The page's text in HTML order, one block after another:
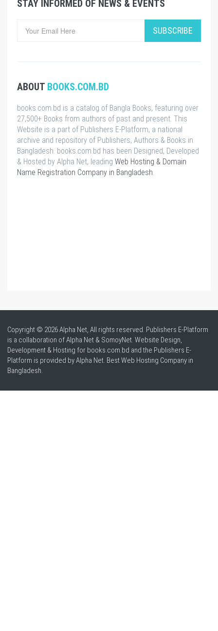
STAY INFORMED OF NEWS & EVENTS
SUBSCRIBE
ABOUT BOOKS.COM.BD
books.com.bd is a catalog of Bangla Books, featuring over
27,500+ Books from authors of past and present. This
Website is a part of Publishers E-Platform, a national
archive and repository of Publishers, Authors & Books in
Bangladesh. books.com.bd has been Designed, Developed
& Hosted by Alpha Net, leading Web Hosting & Domain
Name Registration Company in Bangladesh.
Copyright © 2026 Alpha Net, All rights reserved. Publishers E-Platform
is a collaboration of Alpha Net & SomoyNet. Website Design,
Development & Hosting for books.com.bd and the Publishers E-
Platform is provided by Alpha Net. BestWeb Hosting Company in
Bangladesh.